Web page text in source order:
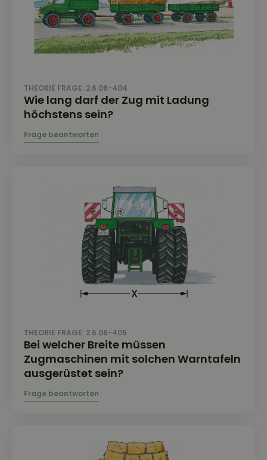
THEORIE FRAGE: 2.6.06-404
Wie lang darf der Zug mit Ladung
höchstens sein?
THEORIE FRAGE: 2.6.06-405
Bei welcher Breite müssen
Zugmaschinen mit solchen Warntafeln
ausgerüstet sein?